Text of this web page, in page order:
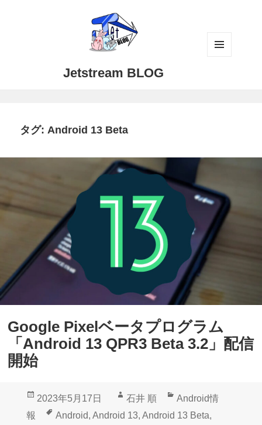
Jetstream BLOG
タグ: Android 13 Beta
Google Pixelベータプログラム
「Android 13 QPR3 Beta 3.2」配信
開始
投
2023年5月17日
作
成
石井 順
カ
テ
Android情
報
タ
Android, Android 13, Android 13 Beta,